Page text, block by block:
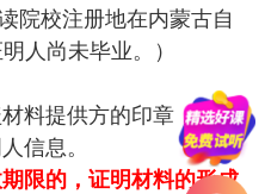
院校注册地在内蒙古自
人尚未毕业。）
料提供方的印章，并能
信息。
限的，证明材料的形成